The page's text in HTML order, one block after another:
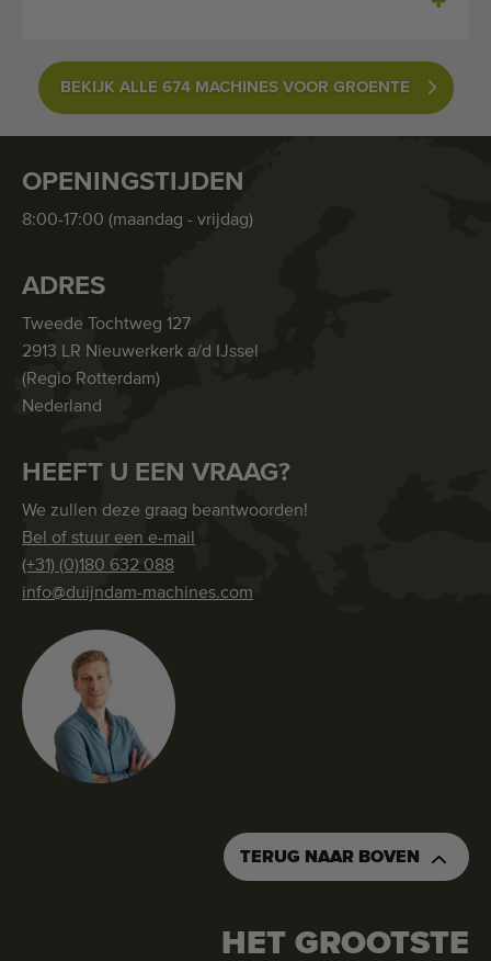
BEKIJK ALLE 674 MACHINES VOOR GROENTE
OPENINGSTIJDEN
8:00-17:00 (maandag - vrijdag)
ADRES
Tweede Tochtweg 127
2913 LR Nieuwerkerk a/d IJssel
(Regio Rotterdam)
Nederland
HEEFT U EEN VRAAG?
We zullen deze graag beantwoorden!
Bel of stuur een e-mail
(+31) (0)180 632 088
info@duijndam-machines.com
TERUG NAAR BOVEN
HET GROOTSTE